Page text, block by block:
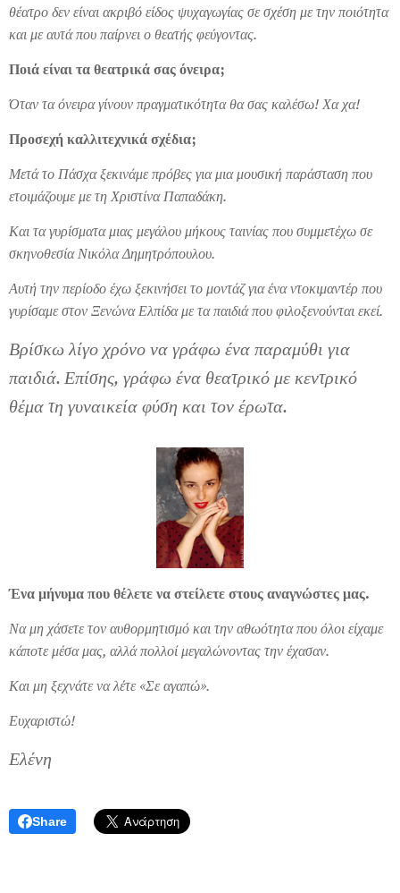
θέατρο δεν είναι ακριβό είδος ψυχαγωγίας σε σχέση με την ποιότητα
και με αυτά που παίρνει ο θεατής φεύγοντας.
Ποιά είναι τα θεατρικά σας όνειρα;
Όταν τα όνειρα γίνουν πραγματικότητα θα σας καλέσω! Χα χα!
Προσεχή καλλιτεχνικά σχέδια;
Μετά το Πάσχα ξεκινάμε πρόβες για μια μουσική παράσταση που
ετοιμάζουμε με τη Χριστίνα Παπαδάκη.
Και τα γυρίσματα μιας μεγάλου μήκους ταινίας που συμμετέχω σε
σκηνοθεσία Νικόλα Δημητρόπουλου.
Αυτή την περίοδο έχω ξεκινήσει το μοντάζ για ένα ντοκιμαντέρ που
γυρίσαμε στον Ξενώνα Ελπίδα με τα παιδιά που φιλοξενούνται εκεί.
Βρίσκω λίγο χρόνο να γράφω ένα παραμύθι για
παιδιά. Επίσης, γράφω ένα θεατρικό με κεντρικό
θέμα τη γυναικεία φύση και τον έρωτα.
Ένα μήνυμα που θέλετε να στείλετε στους αναγνώστες μας.
Να μη χάσετε τον αυθορμητισμό και την αθωότητα που όλοι είχαμε
κάποτε μέσα μας, αλλά πολλοί μεγαλώνοντας την έχασαν.
Και μη ξεχνάτε να λέτε «Σε αγαπώ».
Ευχαριστώ!
Ελένη
Share